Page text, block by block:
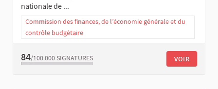
nationale de ...
Commission des finances, de l’économie générale et du
contrôle budgétaire
84/100 000 SIGNATURES VOIR